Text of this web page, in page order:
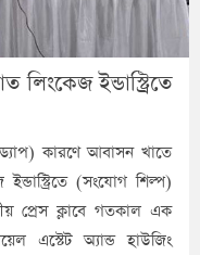
ইন্ডাস্ট্রিতে
কারণে আবাসন খাতে
(সংযোগ শিল্প)
প্রেস ক্লাবে গতকাল এক
এস্টেট অ্যান্ড হাউজিং